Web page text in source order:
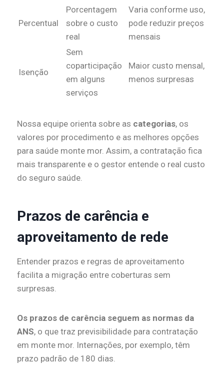
Percentual
Porcentagem
sobre o custo
real
Varia conforme uso,
pode reduzir preços
mensais
Isenção
Sem
coparticipação
em alguns
serviços
Maior custo mensal,
menos surpresas
Nossa equipe orienta sobre as categorias, os
valores por procedimento e as melhores opções
para saúde monte mor. Assim, a contratação fica
mais transparente e o gestor entende o real custo
do seguro saúde.
Prazos de carência e
aproveitamento de rede
Entender prazos e regras de aproveitamento
facilita a migração entre coberturas sem
surpresas.
Os prazos de carência seguem as normas da
ANS, o que traz previsibilidade para contratação
em monte mor. Internações, por exemplo, têm
prazo padrão de 180 dias.